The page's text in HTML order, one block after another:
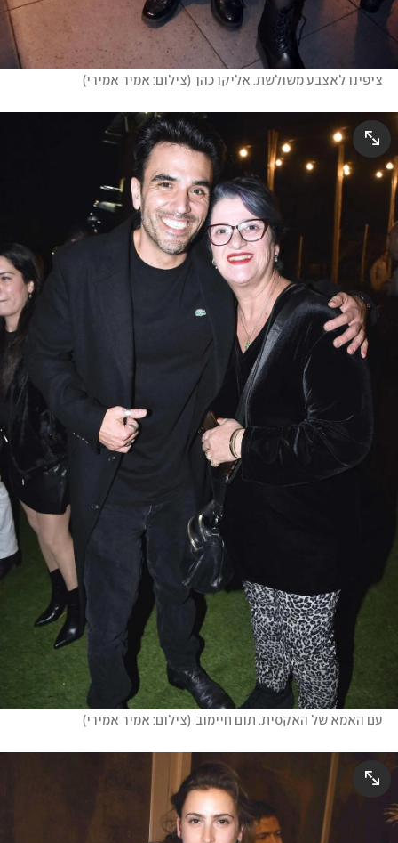
ציפינו לאצבע משולשת. אליקו כהן (צילום: אמיר אמירי)
עם האמא של האקסית. תום חיימוב (צילום: אמיר אמירי)